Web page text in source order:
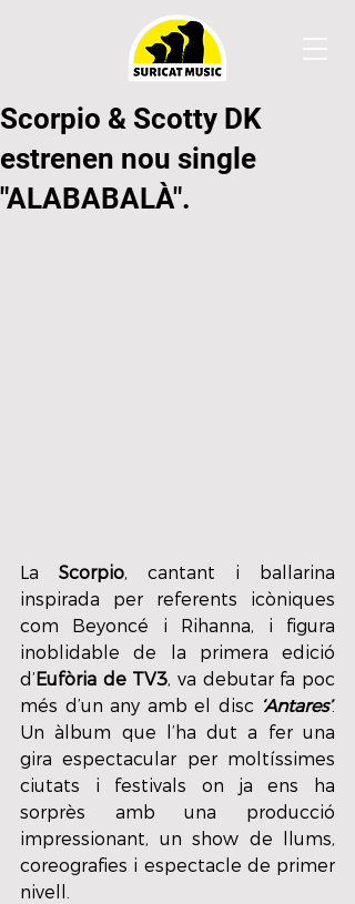
Scorpio & Scotty DK
estrenen nou single
"ALABABALÀ".
La Scorpio, cantant i ballarina
inspirada per referents icòniques
com Beyoncé i Rihanna, i figura
inoblidable de la primera edició
d’Eufòria de TV3, va debutar fa poc
més d’un any amb el disc ‘Antares’.
Un àlbum que l’ha dut a fer una
gira espectacular per moltíssimes
ciutats i festivals on ja ens ha
sorprès amb una producció
impressionant, un show de llums,
coreografies i espectacle de primer
nivell.